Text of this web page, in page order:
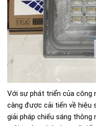
Với sự phát triển của công
càng được cải tiến về hiệu
giải pháp chiếu sáng